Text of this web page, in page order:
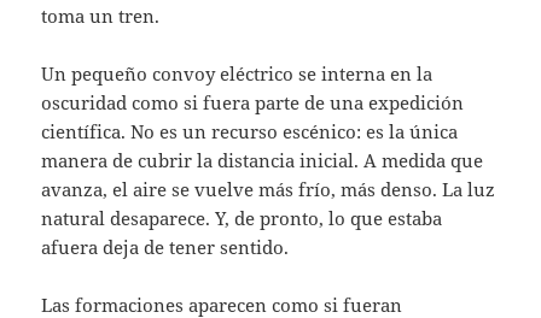
toma un tren.
Un pequeño convoy eléctrico se interna en la
oscuridad como si fuera parte de una expedición
científica. No es un recurso escénico: es la única
manera de cubrir la distancia inicial. A medida que
avanza, el aire se vuelve más frío, más denso. La luz
natural desaparece. Y, de pronto, lo que estaba
afuera deja de tener sentido.
Las formaciones aparecen como si fueran